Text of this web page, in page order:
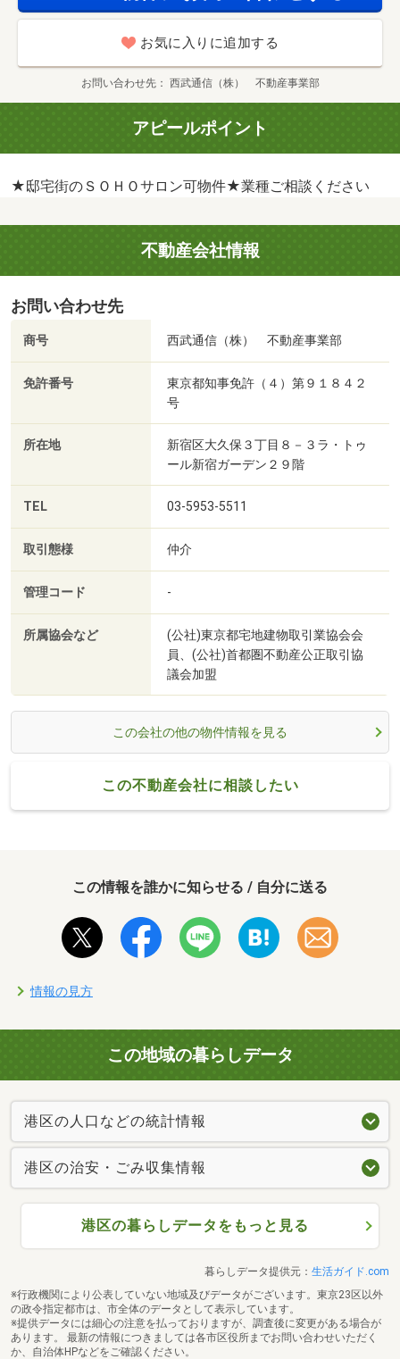
お気に入りに追加する
お問い合わせ先 西武通信（株） 不動産事業部
アピールポイント
★邸宅街のＳＯＨＯサロン可物件★業種ご相談ください
不動産会社情報
お問い合わせ先
商号 西武通信（株） 不動産事業部
免許番号
東京都知事免許（４）第９１８４２
号
所在地
新宿区大久保３丁目８－３ラ・トゥ
ール新宿ガーデン２９階
TEL 03-5953-5511
取引態様 仲介
管理コード -
所属協会など
(公社)東京都宅地建物取引業協会会
員、(公社)首都圏不動産公正取引協
議会加盟
この会社の他の物件情報を見る
この不動産会社に相談したい
この情報を誰かに知らせる / 自分に送る
情報の見方
この地域の暮らしデータ
港区の人口などの統計情報
港区の治安・ごみ収集情報
港区の暮らしデータをもっと見る
暮らしデータ提供元： 生活ガイド.com
※行政機関により公表していない地域及びデータがございます。東京23区以外
の政令指定都市は、市全体のデータとして表示しています。
※提供データには細心の注意を払っておりますが、調査後に変更がある場合が
あります。 最新の情報につきましては各市区役所までお問い合わせいただく
か、自治体HPなどをご確認ください。